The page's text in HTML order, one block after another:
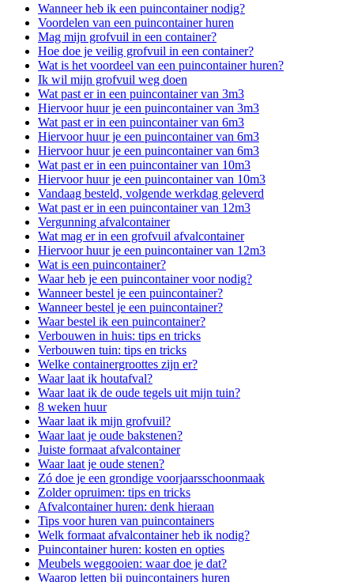
Wanneer heb ik een puincontainer nodig?
Voordelen van een puincontainer huren
Mag mijn grofvuil in een container?
Hoe doe je veilig grofvuil in een container?
Wat is het voordeel van een puincontainer huren?
Ik wil mijn grofvuil weg doen
Wat past er in een puincontainer van 3m3
Hiervoor huur je een puincontainer van 3m3
Wat past er in een puincontainer van 6m3
Hiervoor huur je een puincontainer van 6m3
Hiervoor huur je een puincontainer van 6m3
Wat past er in een puincontainer van 10m3
Hiervoor huur je een puincontainer van 10m3
Vandaag besteld, volgende werkdag geleverd
Wat past er in een puincontainer van 12m3
Vergunning afvalcontainer
Wat mag er in een grofvuil afvalcontainer
Hiervoor huur je een puincontainer van 12m3
Wat is een puincontainer?
Waar heb je een puincontainer voor nodig?
Wanneer bestel je een puincontainer?
Wanneer bestel je een puincontainer?
Waar bestel ik een puincontainer?
Verbouwen in huis: tips en tricks
Verbouwen tuin: tips en tricks
Welke containergroottes zijn er?
Waar laat ik houtafval?
Waar laat ik de oude tegels uit mijn tuin?
8 weken huur
Waar laat ik mijn grofvuil?
Waar laat je oude bakstenen?
Juiste formaat afvalcontainer
Waar laat je oude stenen?
Zó doe je een grondige voorjaarsschoonmaak
Zolder opruimen: tips en tricks
Afvalcontainer huren: denk hieraan
Tips voor huren van puincontainers
Welk formaat afvalcontainer heb ik nodig?
Puincontainer huren: kosten en opties
Meubels weggooien: waar doe je dat?
Waarop letten bij puincontainers huren